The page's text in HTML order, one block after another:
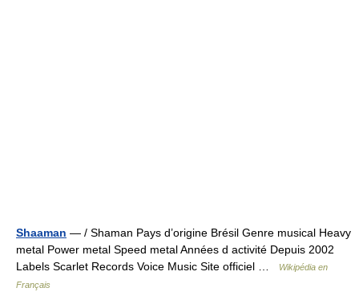
Shaaman — / Shaman Pays d’origine Brésil Genre musical Heavy
metal Power metal Speed metal Années d activité Depuis 2002
Labels Scarlet Records Voice Music Site officiel …
Wikipédia en
Français